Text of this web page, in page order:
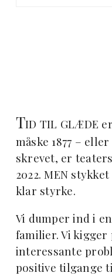
TID TIL GLÆDE
måske 1877 –
skrevet, er
2022. MEN
klar styrke.
Vi dumper ind i
familier. Vi kigger
interessante
positive tilgange